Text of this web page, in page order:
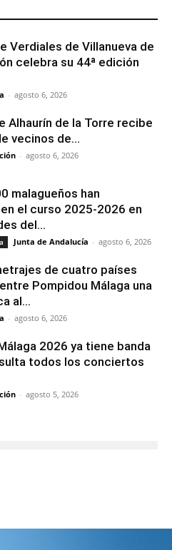
Verdiales de Villanueva de
celebra su 44ª edición
- agosto 6, 2026
Alhaurín de la Torre recibe
vecinos de...
- agosto 6, 2026
malagueños han
el curso 2025-2026 en
del...
Junta de Andalucía - agosto 6, 2026
de cuatro países
Pompidou Málaga una
al...
- agosto 6, 2026
2026 ya tiene banda
todos los conciertos
- agosto 5, 2026